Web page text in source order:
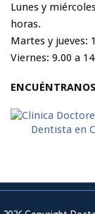
Lunes y
horas.
Martes y jueves:
Viernes: 9.00 a